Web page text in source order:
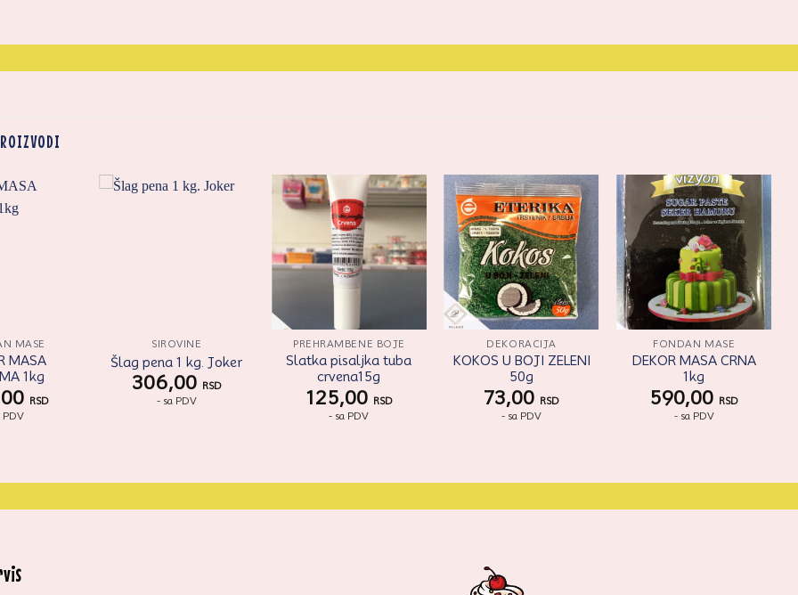
MASE
MASA
1kg
RSD
PDV
SIROVINE
Šlag pena 1 kg. Joker
306,00 RSD
- sa PDV
Zaprati
ovaj
artikal
PREHRAMBENE BOJE
Slatka pisaljka tuba
crvena15g
125,00 RSD
- sa PDV
Zaprati
ovaj
artikal
DEKORACIJA
KOKOS U BOJI ZELENI
50g
73,00 RSD
- sa PDV
Zaprati
ovaj
artikal
FONDAN MASE
DEKOR MASA CRNA
1kg
590,00 RSD
- sa PDV